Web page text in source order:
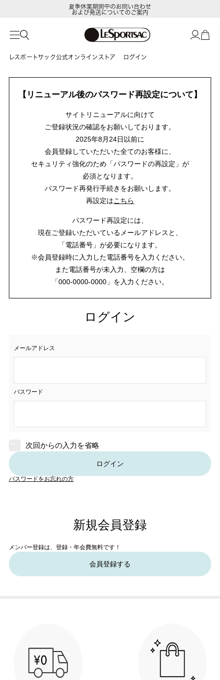
夏季休業期間中のお問い合わせ
および発送についてのご案内
レスポートサック公式オンラインストア ログイン
【リニューアル後のパスワード再設定について】
サイトリニューアルに向けて
ご登録状況の確認をお願いしております。
2025年8月24日以前に
会員登録していただいた全てのお客様に、
セキュリティ強化のため「パスワードの再設定」が
必須となります。
パスワード再発行手続きをお願いします。
再設定はこちら
パスワード再設定には、
現在ご登録いただいているメールアドレスと、
「電話番号」が必要になります。
※会員登録時に入力した電話番号を入力ください。
また電話番号が未入力、空欄の方は
「000-0000-0000」を入力ください。
ログイン
メールアドレス
パスワード
次回からの入力を省略
ログイン
パスワードをお忘れの方
新規会員登録
メンバー登録は、登録・年会費無料です！
会員登録する